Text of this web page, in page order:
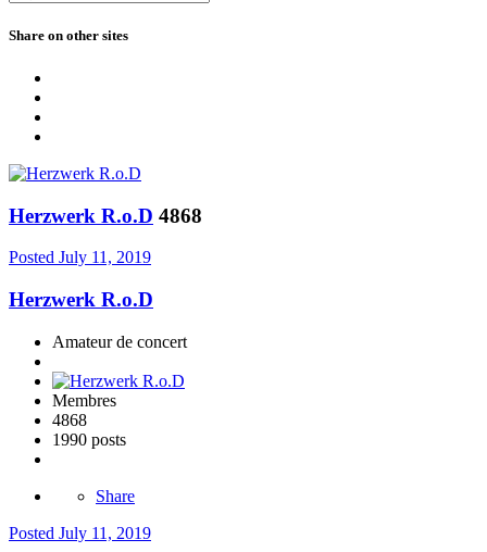
Share on other sites
Herzwerk R.o.D 4868
Posted July 11, 2019
Herzwerk R.o.D
Amateur de concert
Membres
4868
1990 posts
Share
Posted July 11, 2019